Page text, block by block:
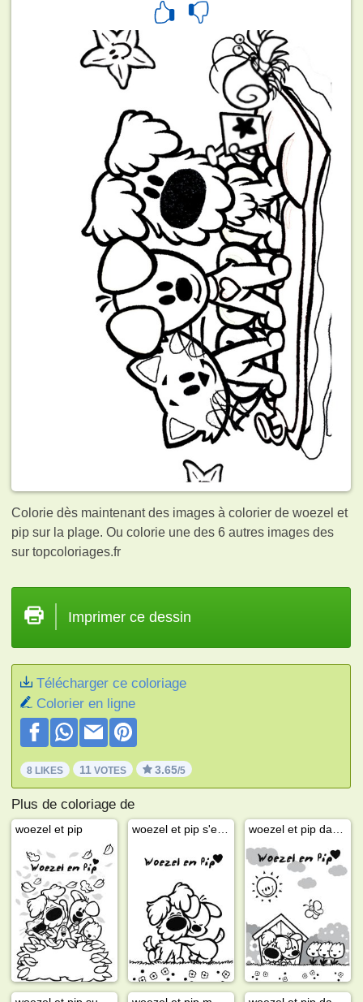
Colorie dès maintenant des images à colorier de woezel et
pip sur la plage. Ou colorie une des 6 autres images des
sur topcoloriages.fr
Imprimer ce dessin
Télécharger ce coloriage
Colorier en ligne
8 LIKES 11 VOTES 3.65/5
Plus de coloriage de
woezel et pip